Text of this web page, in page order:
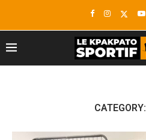
CATEGORY: